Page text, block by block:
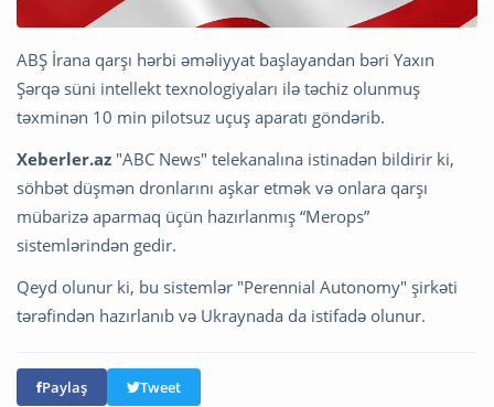
ABŞ İrana qarşı hərbi əməliyyat başlayandan bəri Yaxın
Şərqə süni intellekt texnologiyaları ilə təchiz olunmuş
təxminən 10 min pilotsuz uçuş aparatı göndərib.
Xeberler.az "ABC News" telekanalına istinadən bildirir ki,
söhbət düşmən dronlarını aşkar etmək və onlara qarşı
mübarizə aparmaq üçün hazırlanmış “Merops”
sistemlərindən gedir.
Qeyd olunur ki, bu sistemlər "Perennial Autonomy" şirkəti
tərəfindən hazırlanıb və Ukraynada da istifadə olunur.
Paylaş Tweet